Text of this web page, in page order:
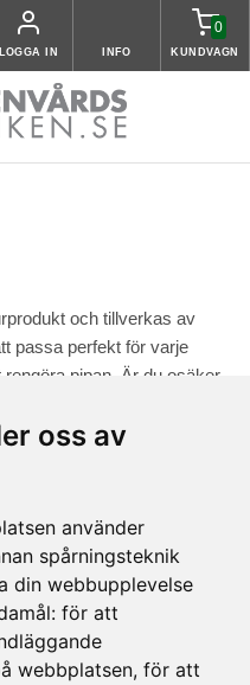
oss av
använder
spårningsteknik
din webbupplevelse
för att
webbplatsen, för att
LOGGA IN INFO
0
KUNDVAGN
och tillverkas av
passa perfekt för varje
pipan. Är du osäker
se guiden
dokument/VFG_guide.pdf